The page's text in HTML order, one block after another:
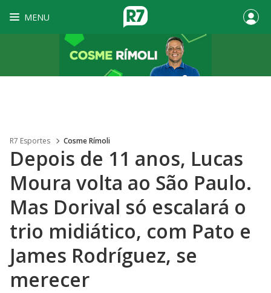
MENU
R7 Esportes Cosme Rímoli
Depois de 11 anos, Lucas
Moura volta ao São Paulo.
Mas Dorival só escalará o
trio midiático, com Pato e
James Rodríguez, se
merecer